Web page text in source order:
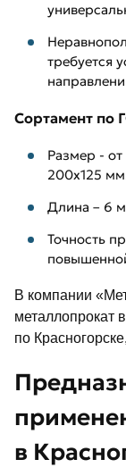
требуется
Сортамент по
Размер -
200х125
Длина – 6
Точность
В компании
металлопрокат
по
в